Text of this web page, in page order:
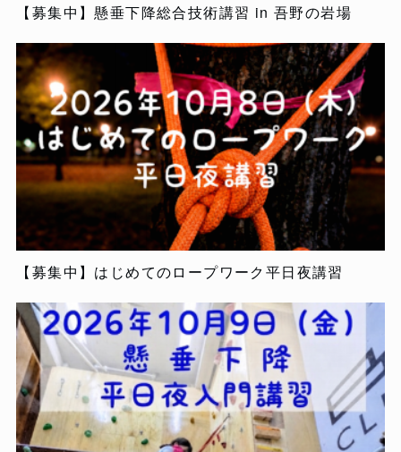
【募集中】懸垂下降総合技術講習 in 吾野の岩場
【募集中】はじめてのロープワーク平日夜講習